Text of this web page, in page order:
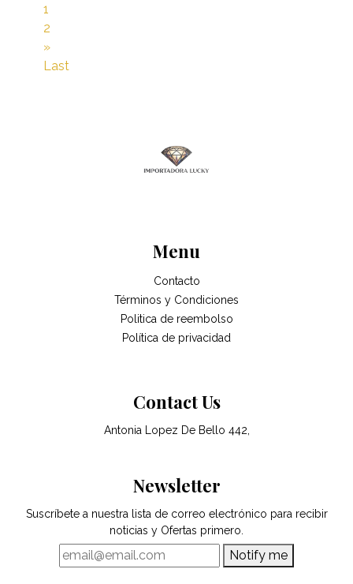
1
2
»
Last
Menu
Contacto
Términos y Condiciones
Politica de reembolso
Política de privacidad
Contact Us
Antonia Lopez De Bello 442,
Newsletter
Suscríbete a nuestra lista de correo electrónico para recibir
noticias y Ofertas primero.
Notify me